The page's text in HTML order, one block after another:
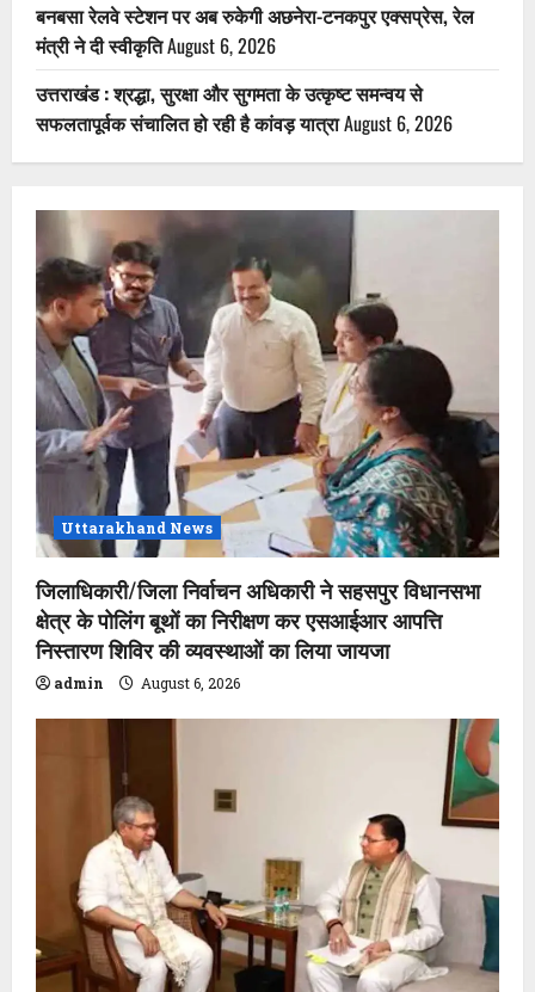
बनबसा रेलवे स्टेशन पर अब रुकेगी अछनेरा-टनकपुर एक्सप्रेस, रेल
मंत्री ने दी स्वीकृतिAugust 6, 2026
उत्तराखंड : श्रद्धा, सुरक्षा और सुगमता के उत्कृष्ट समन्वय से
सफलतापूर्वक संचालित हो रही है कांवड़ यात्राAugust 6, 2026
Uttarakhand News
जिलाधिकारी/जिला निर्वाचन अधिकारी ने सहसपुर विधानसभा
क्षेत्र के पोलिंग बूथों का निरीक्षण कर एसआईआर आपत्ति
निस्तारण शिविर की व्यवस्थाओं का लिया जायजा
admin August 6, 2026